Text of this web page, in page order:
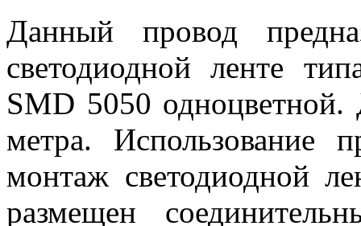
Данный провод
светодиодной ленте
SMD 5050 одноцветной.
метра. Использование
монтаж светодиодной
размещен